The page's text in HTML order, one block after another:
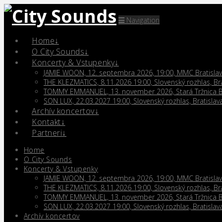
Navigation
Home
O City Sounds
Koncerty & Vstupenky
JAMIE WOON, 12. septembra 2026, 19:00, MMC
THE KLEZMATICS, 8.11.2026 19:00, Slovenský rozhlas,
TOMMY EMMANUEL, 13. november 2026, Stará Tržnica
SON LUX, 22.03.2027 19:00, Slovenský rozhlas,
Archív koncertov
Kontakt
Partneri
Home
O City Sounds
Koncerty & Vstupenky
JAMIE WOON, 12. septembra 2026, 19:00, MMC
THE KLEZMATICS, 8.11.2026 19:00, Slovenský rozhlas,
TOMMY EMMANUEL, 13. november 2026, Stará Tržnica
SON LUX, 22.03.2027 19:00, Slovenský rozhlas,
Archív koncertov